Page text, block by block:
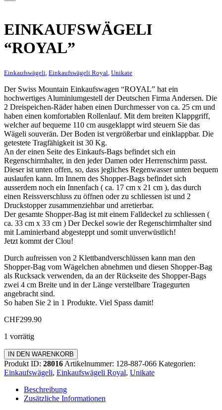
EINKAUFSWÄGELI
“ROYAL”
Einkaufswägeli Einkaufswägeli Royal Unikate
Der Swiss Mountain Einkaufswagen “ROYAL” hat ein
hochwertiges Aluminiumgestell der Deutschen Firma Andersen. Die
2 Dreispeichen-Räder haben einen Durchmesser von ca. 25 cm und
haben einen komfortablen Rollenlauf. Mit dem breiten Klappgriff,
welcher auf bequeme 110 cm ausgeklappt wird steuern Sie das
Wägeli souverän. Der Boden ist vergrößerbar und einklappbar. Die
getestete Tragfähigkeit ist 30 Kg.
An der einen Seite des Einkaufs-Bags befindet sich ein
Regenschirmhalter, in den jeder Damen oder Herrenschirm passt.
Dieser ist unten offen, so, dass jegliches Regenwasser unten bequem
auslaufen kann. Im Innern des Shopper-Bags befindet sich
ausserdem noch ein Innenfach ( ca. 17 cm x 21 cm ), das durch
einen Reissverschluss zu öffnen oder zu schliessen ist und 2
Druckstopper zusammenziehbar und arretierbar.
Der gesamte Shopper-Bag ist mit einem Falldeckel zu schliessen (
ca. 33 cm x 33 cm ) Der Deckel sowie der Regenschirmhalter sind
mit Laminierband abgesteppt und somit unverwüstlich!
Jetzt kommt der Clou!
Durch aufreissen von 2 Klettbandverschlüssen kann man den
Shopper-Bag vom Wägelchen abnehmen und diesen Shopper-Bag
als Rucksack verwenden, da an der Rückseite des Shopper-Bags
zwei 4 cm Breite und in der Länge verstellbare Tragegurten
angebracht sind.
So haben Sie 2 in 1 Produkte. Viel Spass damit!
CHF299.90
1 vorrätig
Einkaufswägeli
"ROYAL"
Menge
IN DEN WARENKORB
Produkt ID: 28016 Artikelnummer: 128-887-066 Kategorien:
Einkaufswägeli, Einkaufswägeli Royal, Unikate
Beschreibung
Zusätzliche Informationen